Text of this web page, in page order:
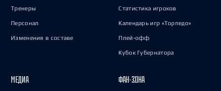
Тренеры
Персонал
Изменения в составе
Статистика игроков
Календарь игр «Торпедо»
Плей-офф
Кубок Губернатора
МЕДИА ФАН-ЗОНА